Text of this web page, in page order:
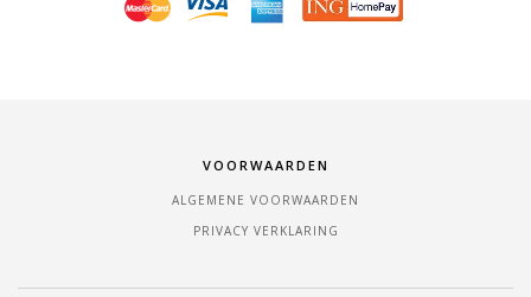
VOORWAARDEN
ALGEMENE VOORWAARDEN
PRIVACY VERKLARING